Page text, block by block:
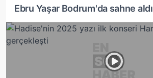
Ebru Yaşar Bodrum'da sahne aldı